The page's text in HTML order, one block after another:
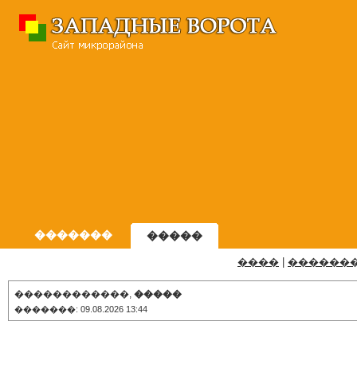
������� �����
����
������������, �����
�������: 09.08.2026 13:44